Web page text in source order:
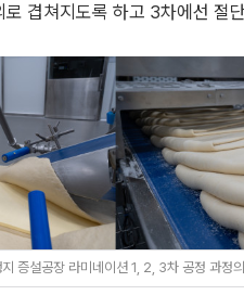
겹쳐지도록 하고 3차에선 절
증설공장 라미네이션 1, 2, 3차 공정 과정